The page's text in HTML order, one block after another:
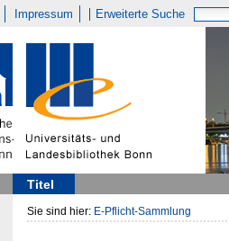
Impressum Erweiterte Suche
Titel
Sie sind hier: E-Pflicht-Sammlung